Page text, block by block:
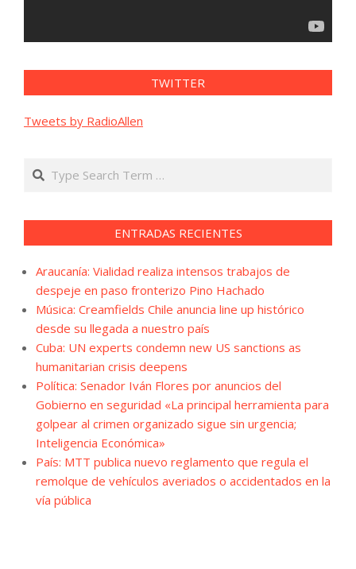
TWITTER
Tweets by RadioAllen
Search
ENTRADAS RECIENTES
Araucanía: Vialidad realiza intensos trabajos de
despeje en paso fronterizo Pino Hachado
Música: Creamfields Chile anuncia line up histórico
desde su llegada a nuestro país
Cuba: UN experts condemn new US sanctions as
humanitarian crisis deepens
Política: Senador Iván Flores por anuncios del
Gobierno en seguridad «La principal herramienta para
golpear al crimen organizado sigue sin urgencia;
Inteligencia Económica»
País: MTT publica nuevo reglamento que regula el
remolque de vehículos averiados o accidentados en la
vía pública